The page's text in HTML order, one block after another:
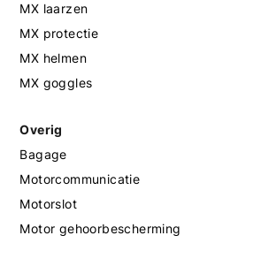
MX laarzen
MX protectie
MX helmen
MX goggles
Overig
Bagage
Motorcommunicatie
Motorslot
Motor gehoorbescherming